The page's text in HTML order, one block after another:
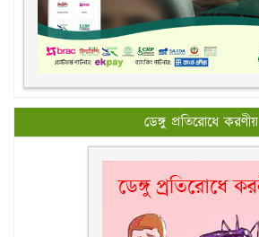
ডেঙ্গু প্রতিরোধে করণীয়